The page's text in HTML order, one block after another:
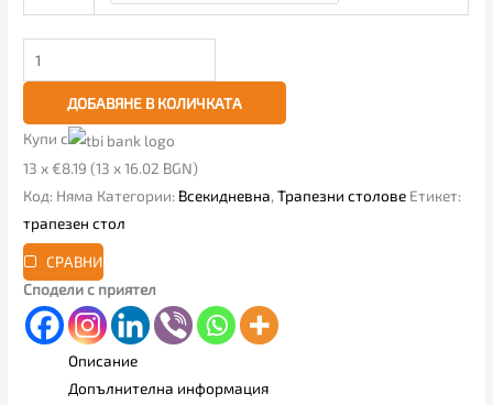
ДОБАВЯНЕ В КОЛИЧКАТА
Купи с
13 x €8.19 (13 x 16.02 BGN)
Код: Няма Категории: Всекидневна,Трапезни столове Етикет:
трапезен стол
СРАВНИ
Сподели с приятел
Описание
Допълнителна информация